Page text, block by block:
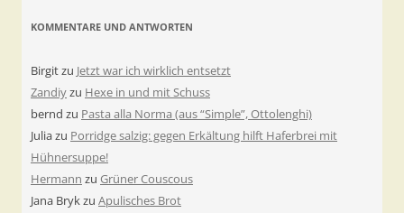
KOMMENTARE UND ANTWORTEN
Birgitzu Jetzt war ich wirklich entsetzt
Zandiyzu Hexe in und mit Schuss
bernd zu Pasta alla Norma (aus “Simple”, Ottolenghi)
Juliazu Porridge salzig: gegen Erkältung hilft Haferbrei mit
Hühnersuppe!
Hermann zu Grüner Couscous
Jana Brykzu Apulisches Brot